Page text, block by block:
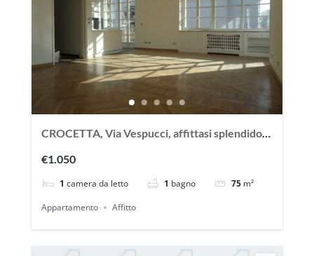
CROCETTA, Via Vespucci, affittasi splendido
€1.050
1 camera da letto 1 bagno 75 m²
Appartamento
Affitto